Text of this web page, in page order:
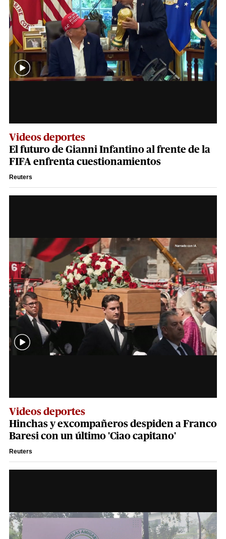
Videos deportes
El futuro de Gianni Infantino al frente de la
FIFA enfrenta cuestionamientos
Reuters
Videos deportes
Hinchas y excompañeros despiden a Franco
Baresi con un último 'Ciao capitano'
Reuters